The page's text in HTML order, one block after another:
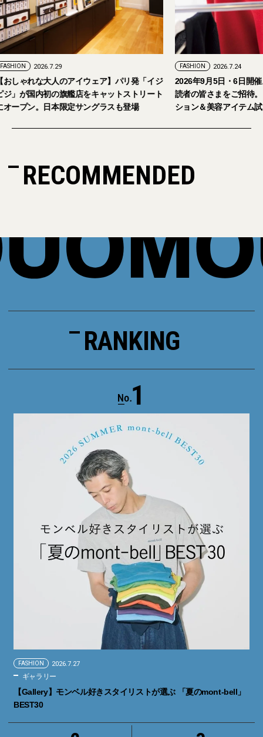
ア】パリ発「イジ
ャットストリート
ラスも登場
2026年9月5日・6日開催。「試着フェス®︎」に
読者の皆さまをご招待。【2026年秋冬ファッ
ション＆美容アイテム試し放題】
RECOMMENDED
RANKING
1
FASHION 2026.7.27
ギャラリー
【Gallery】モンベル好きスタイリストが選ぶ 「夏のmont-bell」
BEST30